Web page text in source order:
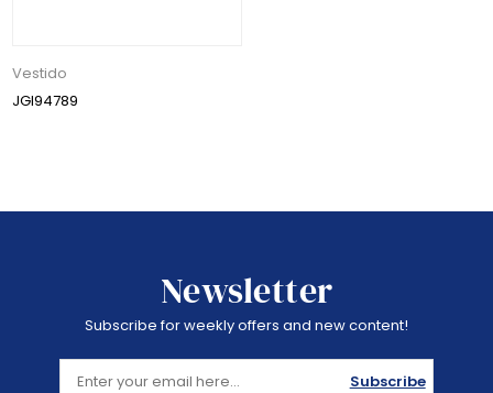
Vestido
JGI94789
Newsletter
Subscribe for weekly offers and new content!
Subscribe